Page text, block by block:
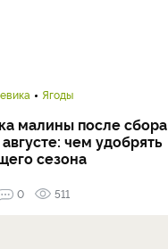
Ягоды
малины после сбора
чем удобрять
сезона
0 511